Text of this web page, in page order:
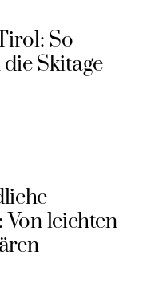
So
Skitage
leichten